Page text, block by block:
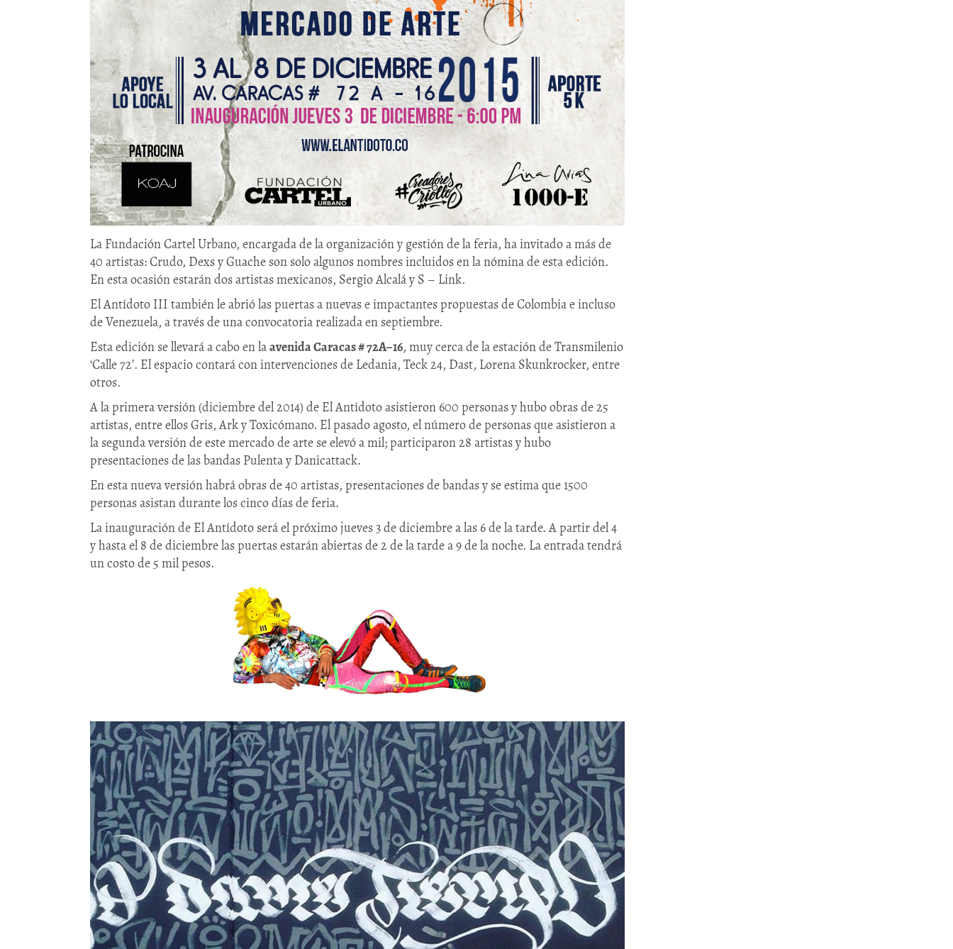
La Fundación Cartel Urbano, encargada de la organización y gestión de la feria, ha invitado a más de
40 artistas: Crudo, Dexs y Guache son solo algunos nombres incluidos en la nómina de esta edición.
En esta ocasión estarán dos artistas mexicanos, Sergio Alcalá y S – Link.
El Antídoto III también le abrió las puertas a nuevas e impactantes propuestas de Colombia e incluso
de Venezuela, a través de una convocatoria realizada en septiembre.
Esta edición se llevará a cabo en laavenida Caracas # 72A–16, muy cerca de la estación de Transmilenio
‘Calle 72’. El espacio contará con intervenciones de Ledania, Teck 24, Dast, Lorena Skunkrocker, entre
otros.
A la primera versión (diciembre del 2014) de El Antídoto asistieron 600 personas y hubo obras de 25
artistas, entre ellos Gris, Ark y Toxicómano. El pasado agosto, el número de personas que asistieron a
la segunda versión de este mercado de arte se elevó a mil; participaron 28 artistas y hubo
presentaciones de las bandas Pulenta y Danicattack.
En esta nueva versión habrá obras de 40 artistas, presentaciones de bandas y se estima que 1500
personas asistan durante los cinco días de feria.
La inauguración de El Antídoto será el próximo jueves 3 de diciembre a las 6 de la tarde. A partir del 4
y hasta el 8 de diciembre las puertas estarán abiertas de 2 de la tarde a 9 de la noche. La entrada tendrá
un costo de 5 mil pesos.